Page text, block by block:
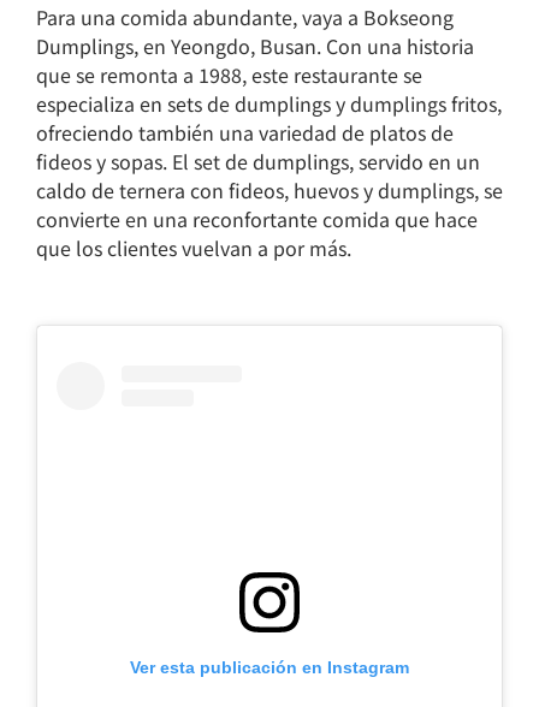
Para una comida abundante, vaya a Bokseong
Dumplings, en Yeongdo, Busan. Con una historia
que se remonta a 1988, este restaurante se
especializa en sets de dumplings y dumplings fritos,
ofreciendo también una variedad de platos de
fideos y sopas. El set de dumplings, servido en un
caldo de ternera con fideos, huevos y dumplings, se
convierte en una reconfortante comida que hace
que los clientes vuelvan a por más.
Ver esta publicación en Instagram